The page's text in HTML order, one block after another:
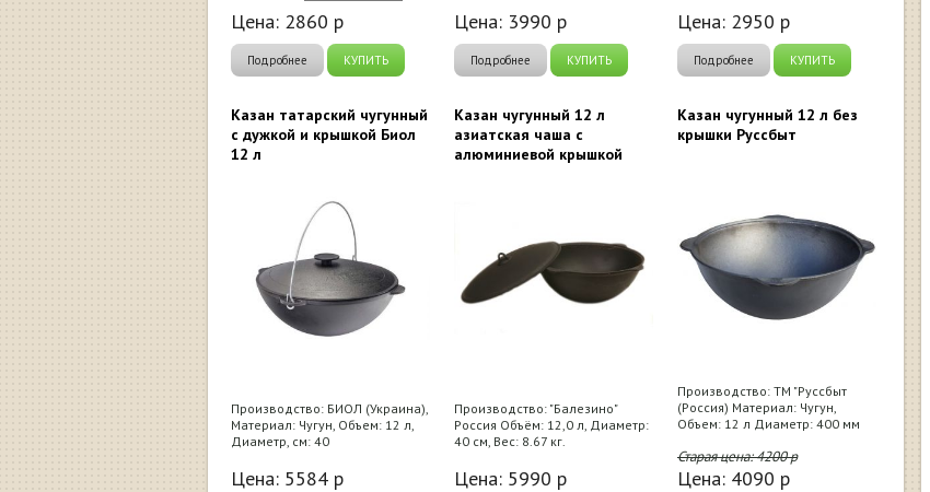
Цена: 2860 р
Подробнее КУПИТЬ
Цена: 3990 р
Подробнее КУПИТЬ
Цена: 2950 р
Подробнее КУПИТЬ
Казан татарский чугунный
с дужкой и крышкой Биол
12 л
Производство: БИОЛ (Украина),
Материал: Чугун, Объем: 12 л,
Диаметр, см: 40
Цена: 5584 р
Казан чугунный 12 л
азиатская чаша с
алюминиевой крышкой
Производство: "Балезино"
Россия Объём: 12,0 л, Диаметр:
40 см, Вес: 8.67 кг.
Цена: 5990 р
Казан чугунный 12 л без
крышки Руссбыт
Производство: ТМ "Руссбыт
(Россия) Материал: Чугун,
Объем: 12 л Диаметр: 400 мм
Старая цена:4200р
Цена: 4090 р